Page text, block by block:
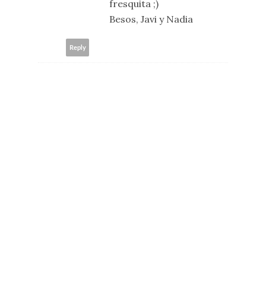
fresquita ;)
Besos, Javi y Nadia
Reply